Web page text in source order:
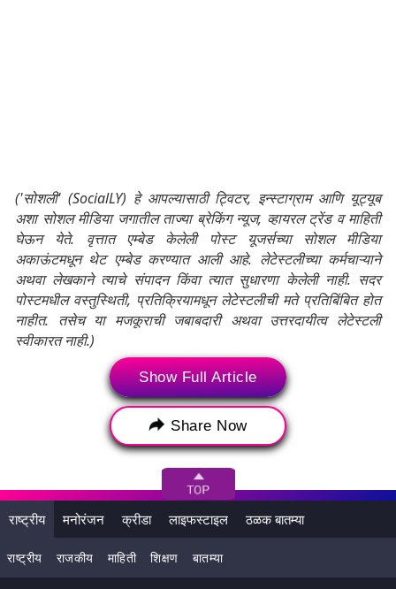
('सोशली' (SocialLY) हे आपल्यासाठी ट्विटर, इन्स्टाग्राम आणि यूट्यूब
अशा सोशल मीडिया जगातील ताज्या ब्रेकिंग न्यूज, व्हायरल ट्रेंड व माहिती
घेऊन येते. वृत्तात एम्बेड केलेली पोस्ट यूजर्सच्या सोशल मीडिया
अकाऊंटमधून थेट एम्बेड करण्यात आली आहे. लेटेस्टलीच्या कर्मचाऱ्याने
अथवा लेखकाने त्याचे संपादन किंवा त्यात सुधारणा केलेली नाही. सदर
पोस्टमधील वस्तुस्थिती, प्रतिक्रियामधून लेटेस्टलीची मते प्रतिबिंबित होत
नाहीत. तसेच या मजकूराची जबाबदारी अथवा उत्तरदायीत्व लेटेस्टली
स्वीकारत नाही.)
Child injured by pitbull
Delhi pitbull attack dog owner arrested
Prem Nagar dog attack child injured by pitbull
Show Full Article
Share Now
राष्ट्रीय मनोरंजन क्रीडा लाइफस्टाइल ठळक बातम्या
राष्ट्रीय राजकीय माहिती शिक्षण बातम्या